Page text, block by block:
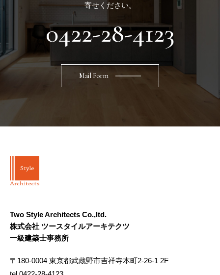
寄せください。
0422-28-4123
Mail Form
Two Style Architects Co.,ltd.
株式会社 ツースタイルアーキテクツ
一級建築士事務所
〒180-0004 東京都武蔵野市吉祥寺本町2-26-1 2F